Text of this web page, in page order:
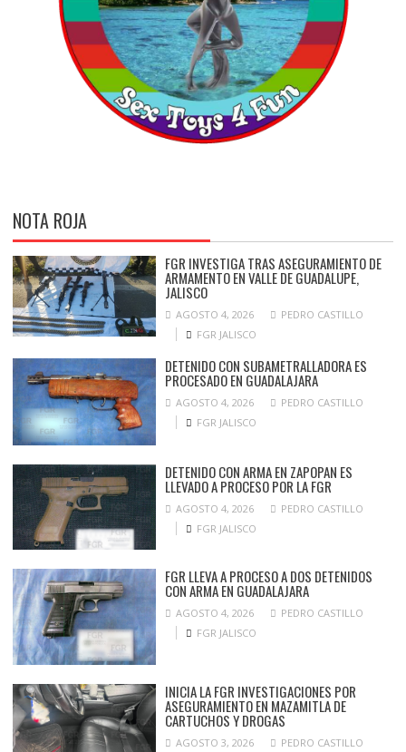
NOTA ROJA
FGR INVESTIGA TRAS ASEGURAMIENTO DE
ARMAMENTO EN VALLE DE GUADALUPE,
JALISCO
AGOSTO 4, 2026
PEDRO CASTILLO
FGR JALISCO
DETENIDO CON SUBAMETRALLADORA ES
PROCESADO EN GUADALAJARA
AGOSTO 4, 2026
PEDRO CASTILLO
FGR JALISCO
DETENIDO CON ARMA EN ZAPOPAN ES
LLEVADO A PROCESO POR LA FGR
AGOSTO 4, 2026
PEDRO CASTILLO
FGR JALISCO
FGR LLEVA A PROCESO A DOS DETENIDOS
CON ARMA EN GUADALAJARA
AGOSTO 4, 2026
PEDRO CASTILLO
FGR JALISCO
INICIA LA FGR INVESTIGACIONES POR
ASEGURAMIENTO EN MAZAMITLA DE
CARTUCHOS Y DROGAS
AGOSTO 3, 2026 PEDRO CASTILLO